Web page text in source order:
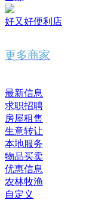
好又好便利店
更多商家
最新信息
求职招聘
房屋租售
生意转让
本地服务
物品买卖
优惠信息
农林牧渔
自定义